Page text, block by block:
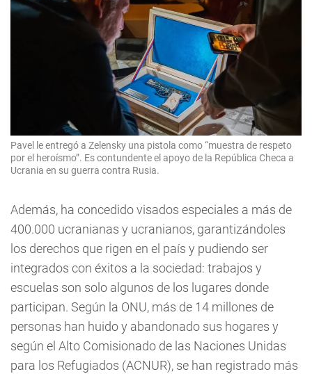
Pavel le entregó a Zelensky una pistola como “muestra de respeto
por el heroísmo”. Es contundente el apoyo de la República Checa a
Ucrania en su guerra contra Rusia.
Además, ha concedido visados especiales a más de
400.000 ucranianas y ucranianos, garantizándoles
los derechos que rigen en el país y pudiendo ser
integrados con éxitos a la sociedad: trabajos y
escuelas son solo algunos de los lugares donde
participan. Según la ONU, más de 14 millones de
personas han huido y abandonado sus hogares y
según el Alto Comisionado de las Naciones Unidas
para los Refugiados (ACNUR), se han registrado más